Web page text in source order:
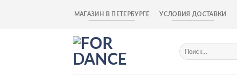
МАГАЗИН В ПЕТЕРБУРГЕ УСЛОВИЯ ДОСТАВКИ
Искать: